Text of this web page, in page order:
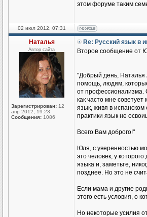
этом форуме таким
02 июл 2012, 07:31
Наталья
Автор сайта
Зарегистрирован: 12
апр 2012, 19:23
Сообщения: 1086
Re: Русский язык в
Второе сообщение от
"Добрый день, Наталья
помощь, людям,
от профессионализма.
как часто мне
язык, живя в
практики язык не
Всего Вам доброго!"
Юля, с уверенностью
это человек, у
языка и, заметьте,
позднее. Но это не
Если мама и другие
этого есть условия, о
Но некоторые усилия